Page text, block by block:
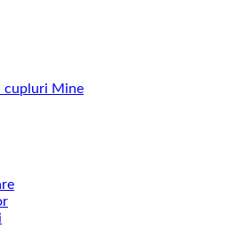
cupluri Mine
lei